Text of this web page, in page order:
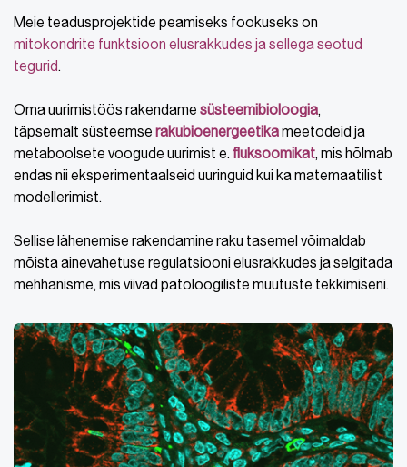
Meie teadusprojektide peamiseks fookuseks on
mitokondrite funktsioon elusrakkudes ja sellega seotud
tegurid.
Oma uurimistöös rakendame süsteemibioloogia,
täpsemalt süsteemse rakubioenergeetikameetodeid ja
metaboolsete voogude uurimist e. fluksoomikat, mis hõlmab
endas nii eksperimentaalseid uuringuid kui ka matemaatilist
modellerimist.
Sellise lähenemise rakendamine raku tasemel võimaldab
mõista ainevahetuse regulatsiooni elusrakkudes ja selgitada
mehhanisme, mis viivad patoloogiliste muutuste tekkimiseni.